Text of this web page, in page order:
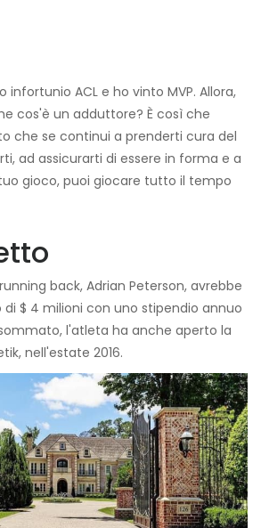
ACL e ho vinto MVP. Allora,
cos'è un adduttore? È così che
che se continui a prenderti cura del
ad assicurarti di essere in forma e a
gioco, puoi giocare tutto il tempo
back, Adrian Peterson, avrebbe
$ 4 milioni con uno stipendio annuo
l'atleta ha anche aperto la
nell'estate 2016.